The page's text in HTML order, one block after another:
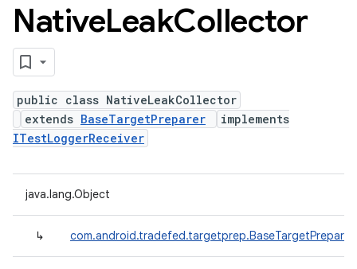
NativeLeakCollector
public class NativeLeakCollector
extends BaseTargetPreparer
implements
ITestLoggerReceiver
java.lang.Object
↳ com.android.tradefed.targetprep.BaseTargetPreparer